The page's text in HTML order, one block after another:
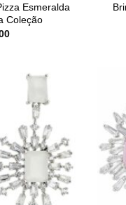
Esmeralda
Coleção